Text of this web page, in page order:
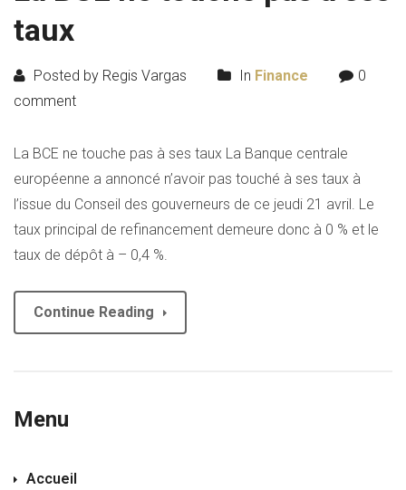
taux
Posted by Regis Vargas In Finance
0
comment
La BCE ne touche pas à ses taux La Banque centrale
européenne a annoncé n’avoir pas touché à ses taux à
l’issue du Conseil des gouverneurs de ce jeudi 21 avril. Le
taux principal de refinancement demeure donc à 0 % et le
taux de dépôt à – 0,4 %.
Continue Reading
Menu
Accueil